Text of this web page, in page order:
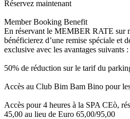
Réservez maintenant
Member Booking Benefit
En réservant le MEMBER RATE sur
bénéficierez d’une remise spéciale et
exclusive avec les avantages suivants :
50% de réduction sur le tarif du
Accès au Club Bim Bam Bino pour
Accès pour 4 heures à la SPA CEò,
45,00 au lieu de Euro 65,00/95,00